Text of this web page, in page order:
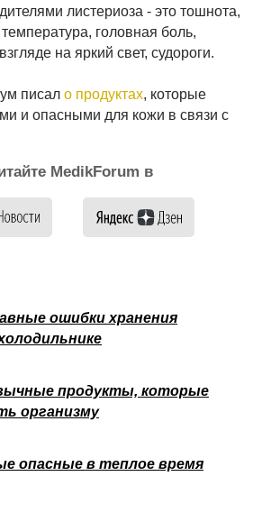
листериоза - это тошнота,
головная боль,
на яркий свет, судороги.
писал о продуктах, которые
и опасными для кожи в связи с
MedikForum в
ошибки хранения
продукты, которые
организму
опасные в теплое время